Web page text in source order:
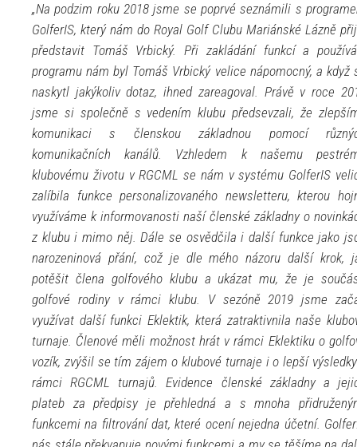
„Na podzim roku 2018 jsme se poprvé seznámili s
GolferIS, který nám do Royal Golf Clubu Mariánské Lázně
představit Tomáš Vrbický. Při zakládání funkcí a
programu nám byl Tomáš Vrbický velice nápomocný, a když
naskytl jakýkoliv dotaz, ihned zareagoval. Právě v roce
jsme si společně s vedením klubu předsevzali, že
komunikaci s členskou základnou pomocí
komunikačních kanálů. Vzhledem k našemu
klubovému životu v RGCML se nám v systému GolferIS
zalíbila funkce personalizovaného newsletteru, kterou
využíváme k informovanosti naší členské základny o
z klubu i mimo něj. Dále se osvědčila i další funkce jako
narozeninová přání, což je dle mého názoru další krok,
potěšit člena golfového klubu a ukázat mu, že je
golfové rodiny v rámci klubu. V sezóně 2019 jsme
využívat další funkci Eklektik, která zatraktivnila naše
turnaje. Členové měli možnost hrát v rámci Eklektiku o
vozík, zvýšil se tím zájem o klubové turnaje i o lepší
rámci RGCML turnajů. Evidence členské základny a
plateb za předpisy je přehledná a s mnoha
funkcemi na filtrování dat, které ocení nejedna účetní.